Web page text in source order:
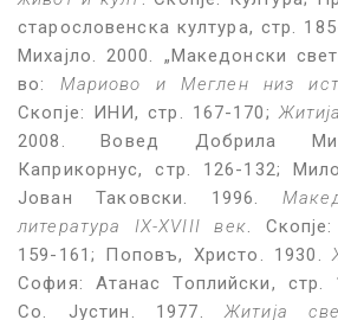
старословенска култура, стр.
Михајло. 2000. „Македонски
во: Мариово и Меглен низ
Скопје: ИНИ, стр. 167-170;
2008. Вовед Добрила
Каприкорнус, стр. 126-132;
Јован Таковски. 1996.
литература IX-XVIII век .
159-161; Поповъ, Христо. 1930.
София: Атанас Топлийски, стр.
Со. Јустин. 1977.Житија